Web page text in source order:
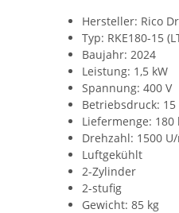
Hersteller: Rico
Typ: RKE180-15
Baujahr: 2024
Leistung: 1,5 kW
Spannung: 400 V
Betriebsdruck:
Liefermenge:
Drehzahl: 1500
Luftgekühlt
2-Zylinder
2-stufig
Gewicht: 85 kg